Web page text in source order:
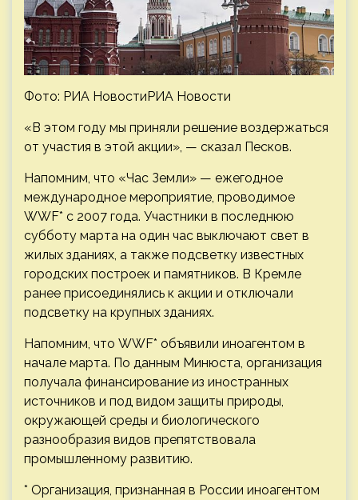
Фото: РИА НовостиРИА Новости
«В этом году мы приняли решение воздержаться
от участия в этой акции», — сказал Песков.
Напомним, что «Час Земли» — ежегодное
международное мероприятие, проводимое
WWF* c 2007 года. Участники в последнюю
субботу марта на один час выключают свет в
жилых зданиях, а также подсветку известных
городских построек и памятников. В Кремле
ранее присоединялись к акции и отключали
подсветку на крупных зданиях.
Напомним, что WWF* объявили иноагентом в
начале марта. По данным Минюста, организация
получала финансирование из иностранных
источников и под видом защиты природы,
окружающей среды и биологического
разнообразия видов препятствовала
промышленному развитию.
* Организация, признанная в России иноагентом